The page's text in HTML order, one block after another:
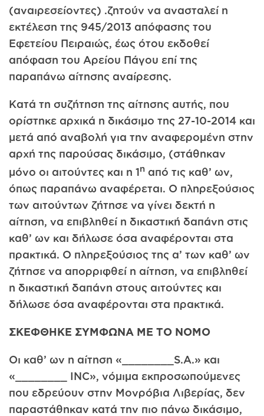
(αναιρεσείοντες) .ζητούν να ανασταλεί η
εκτέλεση της 945/2013 απόφασης του
Εφετείου Πειραιώς, έως ότου εκδοθεί
απόφαση του Αρείου Πάγου επί της
παραπάνω αίτησης αναίρεσης.
Κατά τη συζήτηση της αίτησης αυτής, που
ορίστηκε αρχικά η δικάσιμο της 27-10-2014 και
μετά από αναβολή για την αναφερομένη στην
αρχή της παρούσας δικάσιμο, (στάθηκαν
μόνο οι αιτούντες και η 1η από τις καθ’ ων,
όπως παραπάνω αναφέρεται. Ο πληρεξούσιος
των αιτούντων ζήτησε να γίνει δεκτή η
αίτηση, να επιβληθεί η δικαστική δαπάνη στις
καθ’ ων και δήλωσε όσα αναφέρονται στα
πρακτικά. Ο πληρεξούσιος της α’ των καθ’ ων
ζήτησε να απορριφθεί η αίτηση, να επιβληθεί
η δικαστική δαπάνη στους αιτούντες και
δήλωσε όσα αναφέρονται στα πρακτικά.
ΣΚΕΦΘΗΚΕ ΣΥΜΦΩΝΑ ΜΕ ΤΟ ΝΟΜΟ
Οι καθ’ ων η αίτηση «________S.A.» και
«________ INC», νόμιμα εκπροσωπούμενες
που εδρεύουν στην Μονρόβια Λιβερίας, δεν
παραστάθηκαν κατά την πιο πάνω δικάσιμο,